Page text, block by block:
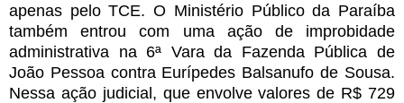
apenas pelo TCE. O Ministério Público da Paraíba
também entrou com uma ação de improbidade
administrativa na 6ª Vara da Fazenda Pública de
João Pessoa contra Eurípedes Balsanufo de Sousa.
Nessa ação judicial, que envolve valores de R$ 729